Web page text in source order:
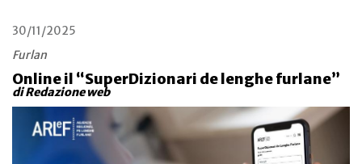
30/11/2025
Furlan
Online il “SuperDizionari de lenghe furlane”
di Redazione web